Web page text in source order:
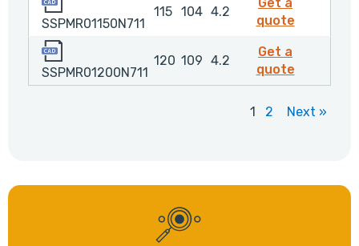
SSPMR01150N711
115 104 4.2
Get a
quote
SSPMR01200N711
120 109 4.2
Get a
quote
1 2 Next »